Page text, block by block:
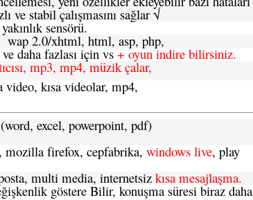
ve stabil çalışmasını sağlar √
sensörü.
wap 2.0/xhtml, html, asp, php,
daha fazlası için vs + oyun indire bilirsiniz.
mp3, mp4, müzik çalar,
video, kısa videolar, mp4,
excel, powerpoint, pdf)
mozilla firefox, cepfabrika, windows live, play
multi media, internetsiz kısa mesajlaşma.
göstere Bilir, konuşma süresi biraz daha